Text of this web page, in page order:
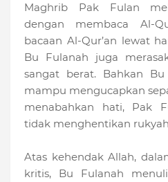
Maghrib Pak Fulan
dengan membaca Al-
bacaan Al-Qur’an lewat
Bu Fulanah juga
sangat berat. Bahkan
mampu mengucapkan
menabahkan hati, Pak
tidak menghentikan
Atas kehendak Allah,
kritis, Bu Fulanah